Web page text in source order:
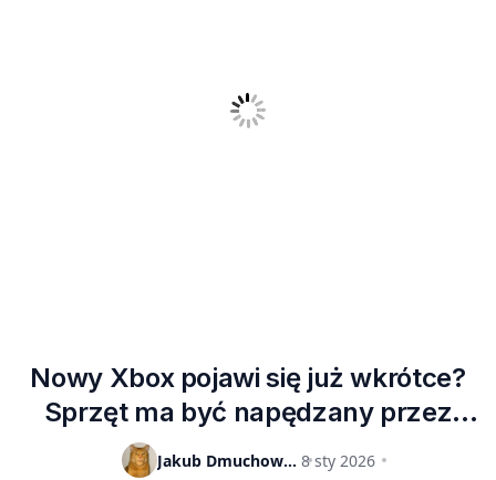
Nowy Xbox pojawi się już wkrótce?
Sprzęt ma być napędzany przez
Windowsa i uruchamiać gry ze
Jakub Dmuchowski 8 sty 2026